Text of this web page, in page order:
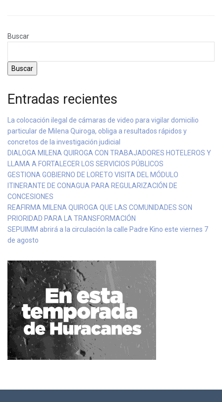
Buscar
Buscar
Entradas recientes
La colocación ilegal de cámaras de video para vigilar domicilio
particular de Milena Quiroga, obliga a resultados rápidos y
concretos de la investigación judicial
DIALOGA MILENA QUIROGA CON TRABAJADORES HOTELEROS Y
LLAMA A FORTALECER LOS SERVICIOS PÚBLICOS
GESTIONA GOBIERNO DE LORETO VISITA DEL MÓDULO
ITINERANTE DE CONAGUA PARA REGULARIZACIÓN DE
CONCESIONES
REAFIRMA MILENA QUIROGA QUE LAS COMUNIDADES SON
PRIORIDAD PARA LA TRANSFORMACIÓN
SEPUIMM abrirá a la circulación la calle Padre Kino este viernes 7
de agosto